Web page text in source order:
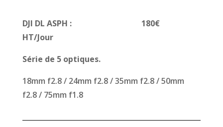
DJI DL ASPH : 180€
HT/Jour
Série de 5 optiques.
18mm f2.8 / 24mm f2.8 / 35mm f2.8 / 50mm
f2.8 / 75mm f1.8